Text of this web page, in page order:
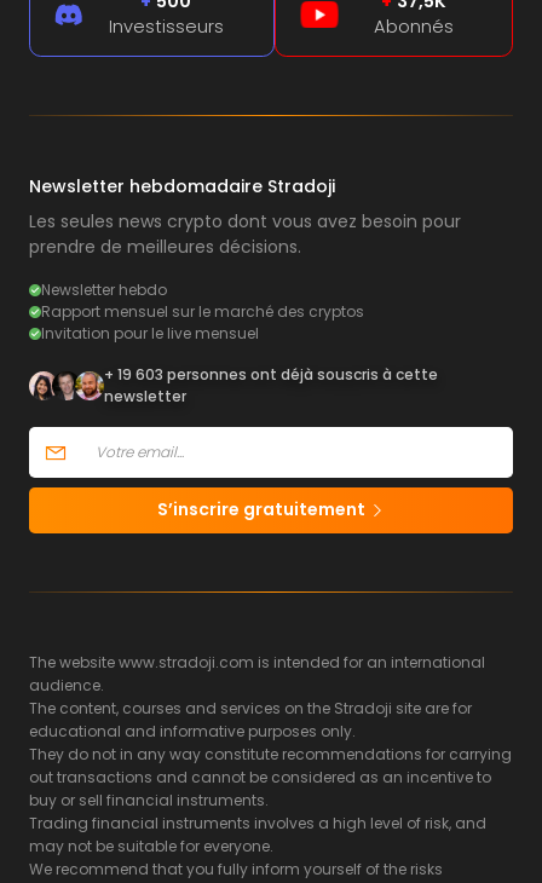
Investisseurs
Abonnés
Newsletter hebdomadaire Stradoji
Les seules news crypto dont vous avez besoin pour
prendre de meilleures décisions.
Newsletter hebdo
Rapport mensuel sur le marché des cryptos
Invitation pour le live mensuel
+ 19 603 personnes ont déjà souscris à cette
newsletter
S’inscrire gratuitement
The website www.stradoji.com is intended for an international
audience.
The content, courses and services on the Stradoji site are for
educational and informative purposes only.
They do not in any way constitute recommendations for carrying
out transactions and cannot be considered as an incentive to
buy or sell financial instruments.
Trading financial instruments involves a high level of risk, and
may not be suitable for everyone.
We recommend that you fully inform yourself of the risks